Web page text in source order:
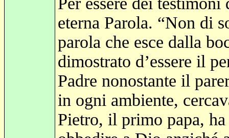
eterna Parola. “Non di
parola che esce dalla
dimostrato d’essere il
Padre nonostante il
in ogni ambiente,
Pietro, il primo papa,